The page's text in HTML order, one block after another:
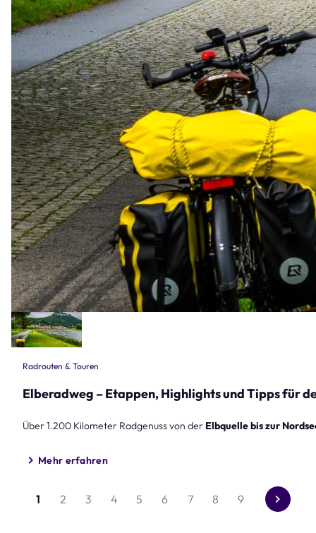
Radrouten & Touren
Elberadweg – Etappen, Highlights und Tipps für
Über 1.200 Kilometer Radgenuss von der Elbquelle bis zur
Mehr erfahren
1 2 3 4 5 6 7 8 9
Gehe